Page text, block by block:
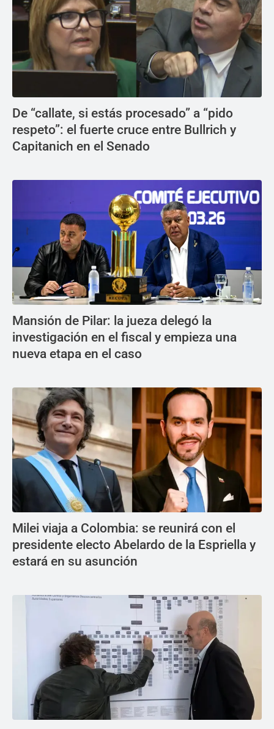
De “callate, si estás procesado” a “pido
respeto”: el fuerte cruce entre Bullrich y
Capitanich en el Senado
Mansión de Pilar: la jueza delegó la
investigación en el fiscal y empieza una
nueva etapa en el caso
Milei viaja a Colombia: se reunirá con el
presidente electo Abelardo de la Espriella y
estará en su asunción